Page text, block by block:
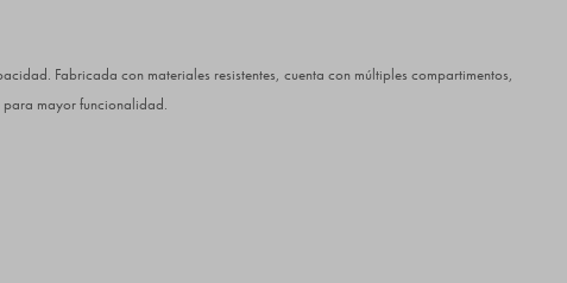
Fabricada con materiales resistentes, cuenta con múltiples compartimentos,
mayor funcionalidad.